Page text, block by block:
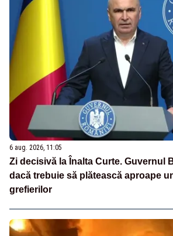
6 aug. 2026, 11:05
Zi decisivă la Înalta Curte. Guvernul
dacă trebuie să plătească aproape
grefierilor